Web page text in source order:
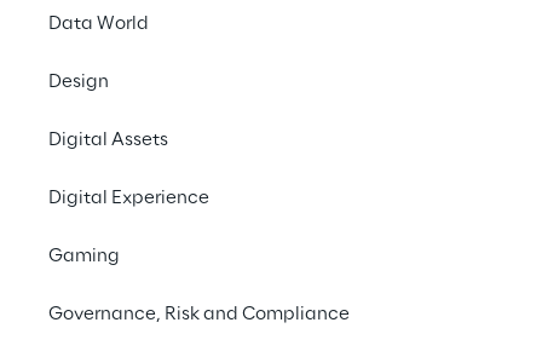
Data World
Design
Digital Assets
Digital Experience
Gaming
Governance, Risk and Compliance
#IIot
#Manufacturing